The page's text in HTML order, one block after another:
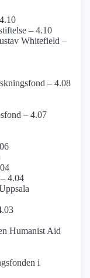
– 4.10
Whitefield –
– 4.08
– 4.07
4.04
Humanist Aid
i